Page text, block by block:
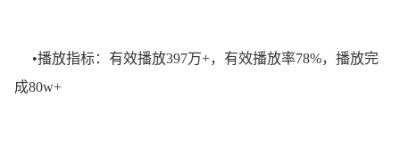
•播放指标：有效播放397万+，有效播放率78%，播放完
成80w+